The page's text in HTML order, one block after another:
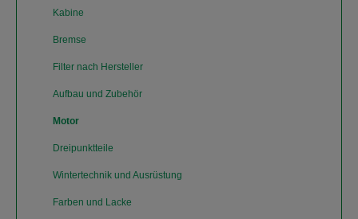
Kabine
Bremse
Filter nach Hersteller
Aufbau und Zubehör
Motor
Dreipunktteile
Wintertechnik und Ausrüstung
Farben und Lacke